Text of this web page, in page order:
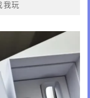
我玩